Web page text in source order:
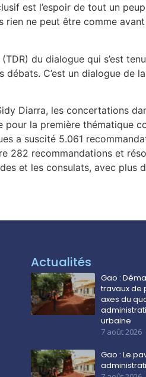
est l’espoir de tout un
rien ne peut être comme
du dialogue qui s’est
C’est un dialogue de
Diarra, les concertations
la première thématique
a suscité 5.061
282 recommandations et
et les consulats, avec plus
Actualités
Gao :
travaux de
axes du
urbaine
7 août 2026
Gao : Le